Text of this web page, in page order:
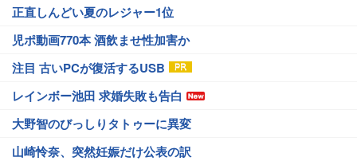
正直しんどい夏のレジャー1位
児ポ動画770本 酒飲ませ性加害か
注目 古いPCが復活するUSB
レインボー池田 求婚失敗も告白
大野智のびっしりタトゥーに異変
山崎怜奈、突然妊娠だけ公表の訳